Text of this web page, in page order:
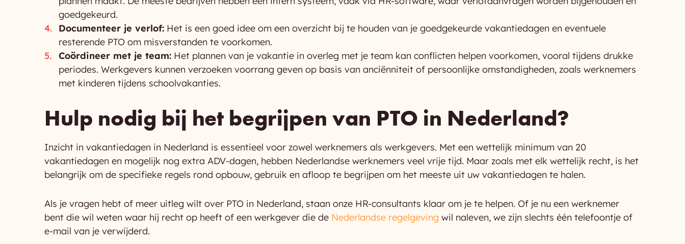
goedgekeurd.
Documenteer je verlof: Het is een goed idee om een overzicht bij te houden van je goedgekeurde vakantiedagen en eventuele
resterende PTO om misverstanden te voorkomen.
Coördineer met je team: Het plannen van je vakantie in overleg met je team kan conflicten helpen voorkomen, vooral tijdens drukke
periodes. Werkgevers kunnen verzoeken voorrang geven op basis van anciënniteit of persoonlijke omstandigheden, zoals werknemers
met kinderen tijdens schoolvakanties.
Hulp nodig bij het begrijpen van PTO in Nederland?
Inzicht in vakantiedagen in Nederland is essentieel voor zowel werknemers als werkgevers. Met een wettelijk minimum van 20
vakantiedagen en mogelijk nog extra ADV-dagen, hebben Nederlandse werknemers veel vrije tijd. Maar zoals met elk wettelijk recht, is het
belangrijk om de specifieke regels rond opbouw, gebruik en afloop te begrijpen om het meeste uit uw vakantiedagen te halen.
Als je vragen hebt of meer uitleg wilt over PTO in Nederland, staan onze HR-consultants klaar om je te helpen. Of je nu een werknemer
bent die wil weten waar hij recht op heeft of een werkgever die de Nederlandse regelgeving wil naleven, we zijn slechts één telefoontje of
e-mail van je verwijderd.